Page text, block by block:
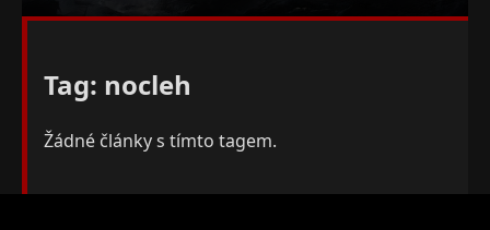
Tag: nocleh
Žádné články s tímto tagem.